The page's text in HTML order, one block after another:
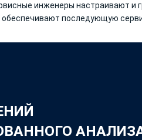
инженеры настраивают и
обеспечивают последующую